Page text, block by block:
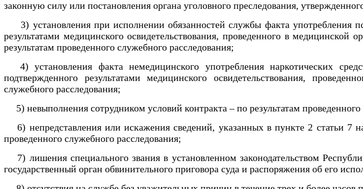
законную силу или постановления органа уголовного преследования,
3) установления при исполнении обязанностей службы факта употребления
результатами медицинского освидетельствования, проведенного в
результатам проведенного служебного расследования;
4) установления факта немедицинского употребления наркотических
подтвержденного результатами медицинского освидетельствования,
служебного расследования;
5) невыполнения сотрудником условий контракта – по результатам проведенного
6) непредставления или искажения сведений, указанных в пункте 2 статьи 7
проведенного служебного расследования;
7) лишения специального звания в установленном законодательством
государственный орган обвинительного приговора суда и распоряжения об его